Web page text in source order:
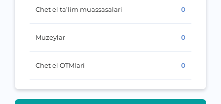
Chet el ta’lim muassasalari 0
Muzeylar 0
Chet el OTMlari 0